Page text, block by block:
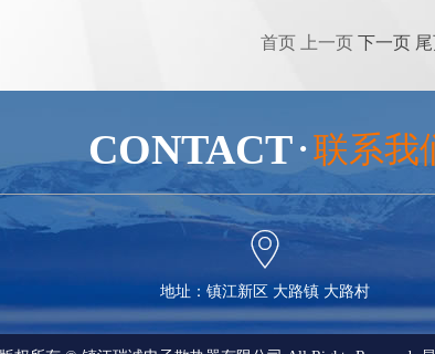
首页 上一页 下一页
CONTACT ● 联系我

地址：镇江新区 大路镇 大路村